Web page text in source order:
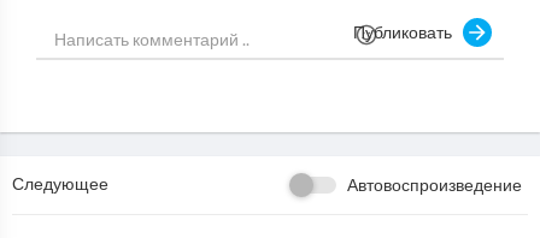
Публиковать
Следующее Автовоспроизведение